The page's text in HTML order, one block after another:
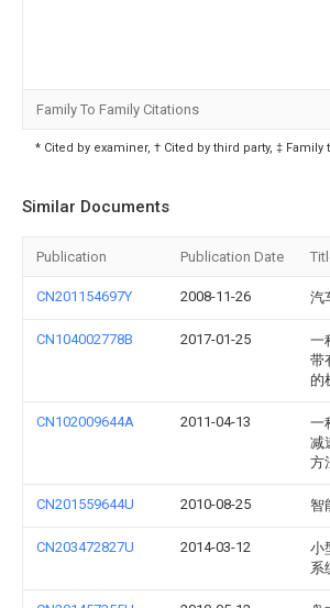
Family To Family Citations
* Cited by examiner, † Cited by third party, ‡
Similar Documents
Publication Publication Date
CN201154697Y 2008-11-26 汽
CN104002778B 2017-01-25
一
带
的
CN102009644A 2011-04-13
一
减
方
CN201559644U 2010-08-25 智
CN203472827U 2014-03-12
小
系